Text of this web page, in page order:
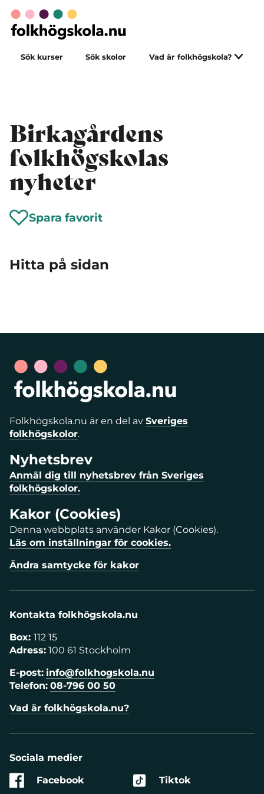
Sök kurser Sök skolor Vad är folkhögskola?
Birkagårdens
folkhögskolas
nyheter
Spara favorit
Hitta på sidan
Folkhögskola.nu är en del av Sveriges
folkhögskolor.
Nyhetsbrev
Anmäl dig till nyhetsbrev från Sveriges
folkhögskolor.
Kakor (Cookies)
Denna webbplats använder Kakor (Cookies).
Läs om inställningar för cookies.
Ändra samtycke för kakor
Kontakta folkhögskola.nu
Box: 112 15
Adress: 100 61 Stockholm
E-post: info@folkhogskola.nu
Telefon: 08-796 00 50
Vad är folkhögskola.nu?
Sociala medier
Facebook
Tiktok